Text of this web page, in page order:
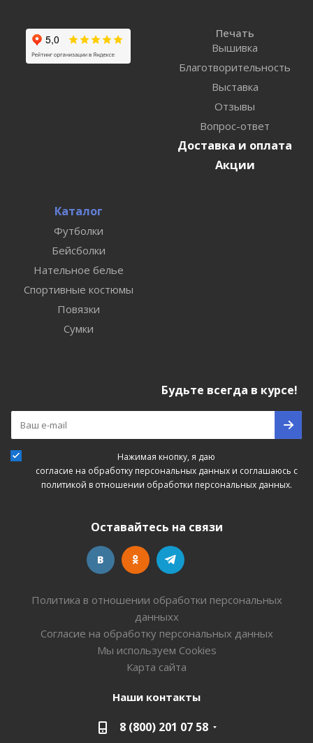
Печать
Вышивка
Благотворительность
Выставка
Отзывы
Вопрос-ответ
Доставка и оплата
Акции
Каталог
Футболки
Бейсболки
Нательное белье
Спортивные костюмы
Повязки
Сумки
Будьте всегда в курсе!
Нажимая кнопку, я даю
согласие на обработку персональных данныхи соглашаюсь с
политикой в отношении обработки персональных данных.
Оставайтесь на связи
Политика в отношении обработки персональных
данныхх
Согласие на обработку персональных данных
Мы используем Cookies
Карта сайта
Наши контакты
8 (800) 201 07 58